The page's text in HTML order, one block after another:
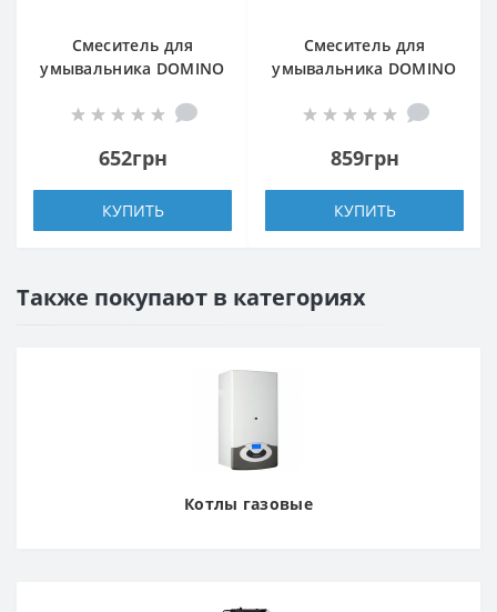
Смеситель для
умывальника DOMINO
652грн
КУПИТЬ
Смеситель для
умывальника DOMINO
859грн
КУПИТЬ
Также покупают в категориях
Котлы газовые